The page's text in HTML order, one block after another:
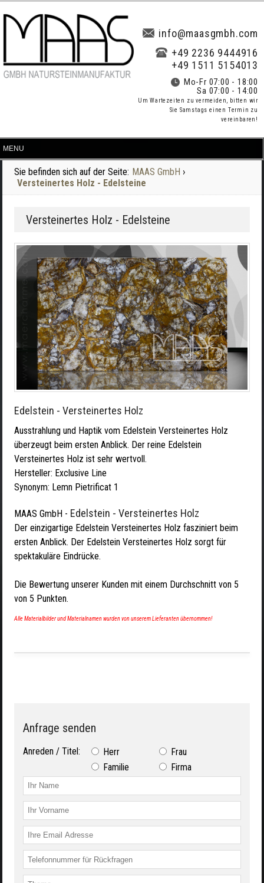
info@maasgmbh.com
+49 2236 9444916
+49 1511 5154013
Mo-Fr 07:00 - 18:00
Sa 07:00 - 14:00
Um Wartezeiten zu vermeiden, bitten wir
Sie Samstags einen Termin zu
vereinbaren!
Sie befinden sich auf der Seite: MAAS GmbH ›
Versteinertes Holz - Edelsteine
Versteinertes Holz - Edelsteine
Edelstein - Versteinertes Holz
Ausstrahlung und Haptik vom Edelstein Versteinertes Holz
überzeugt beim ersten Anblick. Der reine Edelstein
Versteinertes Holz ist sehr wertvoll.
Hersteller: Exclusive Line
Synonym: Lemn Pietrificat 1
MAAS GmbH - Edelstein - Versteinertes Holz
Der einzigartige Edelstein Versteinertes Holz fasziniert beim
ersten Anblick. Der Edelstein Versteinertes Holz sorgt für
spektakuläre Eindrücke.
Die Bewertung unserer Kunden mit einem Durchschnitt von 5
von 5 Punkten.
Alle Materialbilder und Materialnamen wurden von unserem Lieferanten übernommen!
Anfrage senden
Anreden / Titel: Herr
Frau
Familie
Firma